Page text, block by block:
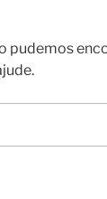
pudemos